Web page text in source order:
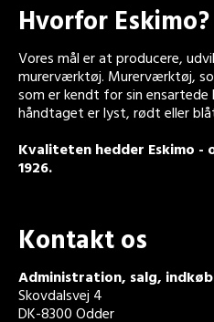
Hvorfor Eskimo?
Vores mål er at producere,
murerværktøj. Murerværktøj,
som er kendt for sin
håndtaget er lyst, rødt eller
Kvaliteten hedder Eskimo
1926.
Kontakt os
Administration, salg,
Skovdalsvej 4
DK-8300 Odder